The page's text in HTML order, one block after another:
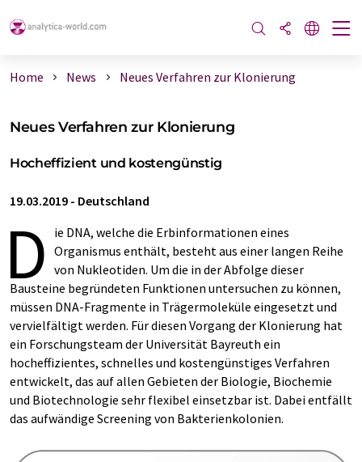
Home News Neues Verfahren zur Klonierung
Neues Verfahren zur Klonierung
Hocheffizient und kostengünstig
19.03.2019 - Deutschland
D
ie DNA, welche die Erbinformationen eines
Organismus enthält, besteht aus einer langen Reihe
von Nukleotiden. Um die in der Abfolge dieser
Bausteine begründeten Funktionen untersuchen zu können,
müssen DNA-Fragmente in Trägermoleküle eingesetzt und
vervielfältigt werden. Für diesen Vorgang der Klonierung hat
ein Forschungsteam der Universität Bayreuth ein
hocheffizientes, schnelles und kostengünstiges Verfahren
entwickelt, das auf allen Gebieten der Biologie, Biochemie
und Biotechnologie sehr flexibel einsetzbar ist. Dabei entfällt
das aufwändige Screening von Bakterienkolonien.